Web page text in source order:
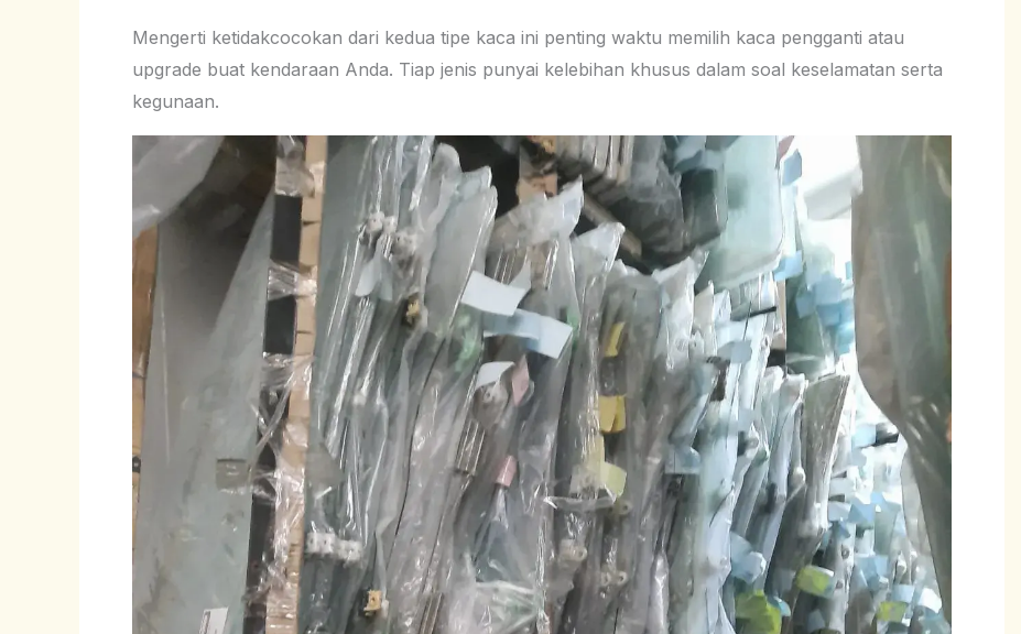
Mengerti ketidakcocokan dari kedua tipe kaca ini penting waktu memilih kaca pengganti atau
upgrade buat kendaraan Anda. Tiap jenis punyai kelebihan khusus dalam soal keselamatan serta
kegunaan.